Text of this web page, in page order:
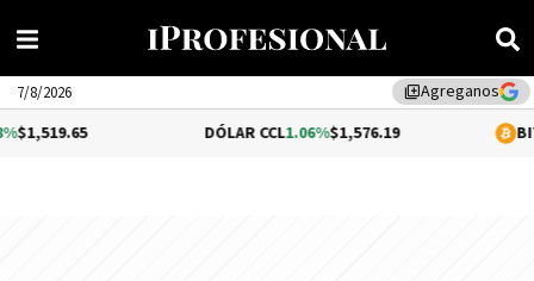
library_addAgreganos
7/8/2026
1.06%$1,576.19 0.2%